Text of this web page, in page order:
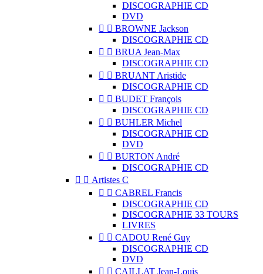
DISCOGRAPHIE CD
DVD
  BROWNE Jackson
DISCOGRAPHIE CD
  BRUA Jean-Max
DISCOGRAPHIE CD
  BRUANT Aristide
DISCOGRAPHIE CD
  BUDET François
DISCOGRAPHIE CD
  BUHLER Michel
DISCOGRAPHIE CD
DVD
  BURTON André
DISCOGRAPHIE CD
  Artistes C
  CABREL Francis
DISCOGRAPHIE CD
DISCOGRAPHIE 33 TOURS
LIVRES
  CADOU René Guy
DISCOGRAPHIE CD
DVD
  CAILLAT Jean-Louis